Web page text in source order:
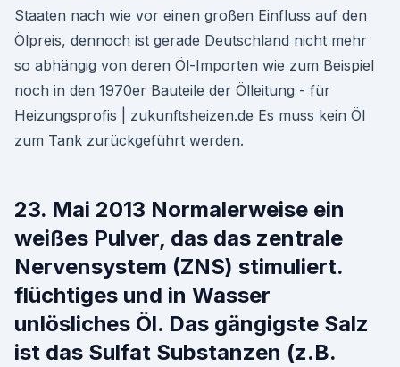
Staaten nach wie vor einen großen Einfluss auf den
Ölpreis, dennoch ist gerade Deutschland nicht mehr
so abhängig von deren Öl-Importen wie zum Beispiel
noch in den 1970er Bauteile der Ölleitung - für
Heizungsprofis | zukunftsheizen.de Es muss kein Öl
zum Tank zurückgeführt werden.
23. Mai 2013 Normalerweise ein
weißes Pulver, das das zentrale
Nervensystem (ZNS) stimuliert.
flüchtiges und in Wasser
unlösliches Öl. Das gängigste Salz
ist das Sulfat Substanzen (z.B.